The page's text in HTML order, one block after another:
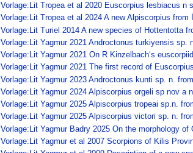
Vorlage:Lit Tropea et al 2020 Euscorpius lesbiacus
Vorlage:Lit Tropea et al 2024 A new Alpiscorpius
Vorlage:Lit Turiel 2014 A new species of Hottentotta
Vorlage:Lit Yagmur 2021 Androctonus turkiyensis sp.
Vorlage:Lit Yagmur 2021 On R Kinzelbach‘s
Vorlage:Lit Yagmur 2021 The first record of
Vorlage:Lit Yagmur 2023 Androctonus kunti sp. n.
Vorlage:Lit Yagmur 2024 Alpiscorpius orgeli sp nov
Vorlage:Lit Yagmur 2025 Alpiscorpius tropeai sp.n.
Vorlage:Lit Yagmur 2025 Alpiscorpius victori sp. n.
Vorlage:Lit Yagmur Badry 2025 On the morphology of
Vorlage:Lit Yagmur et al 2007 Scorpions of Kilis